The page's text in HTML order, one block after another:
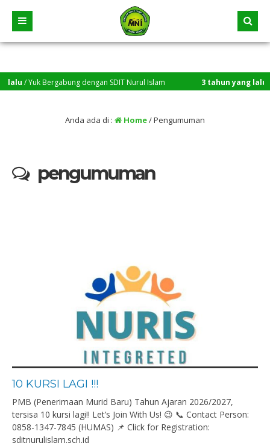
dengan SDIT Nurul Islam 3 tahun yang lalu/ Selamat
Anda ada di : Home/Pengumuman
pengumuman
10 KURSI LAGI !!!
PMB (Penerimaan Murid Baru) Tahun Ajaran 2026/2027,
tersisa 10 kursi lagi!! Let’s Join With Us! 😉 📞 Contact Person:
0858-1347-7845 (HUMAS) 📌 Click for Registration:
sditnurulislam.sch.id